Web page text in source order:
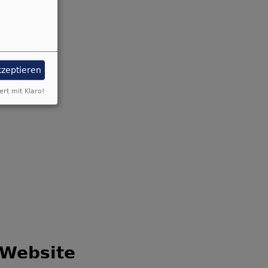
Website
mit Klaro!